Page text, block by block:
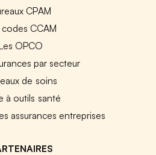
CPAM
codes CCAM
OPCO
par secteur
de soins
à outils santé
assurances entreprises